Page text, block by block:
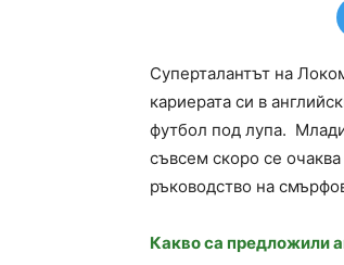
Суперталантът на
кариерата си в
футбол под лупа.
съвсем скоро се
ръководство на
Какво са предложили